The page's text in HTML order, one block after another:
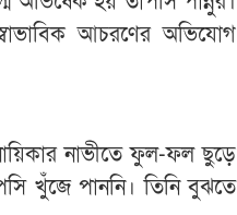
আচরণের অভিযোগ
নাভীতে ফুল-ফল ছুড়ে
খুঁজে পাননি। তিনি বুঝতে